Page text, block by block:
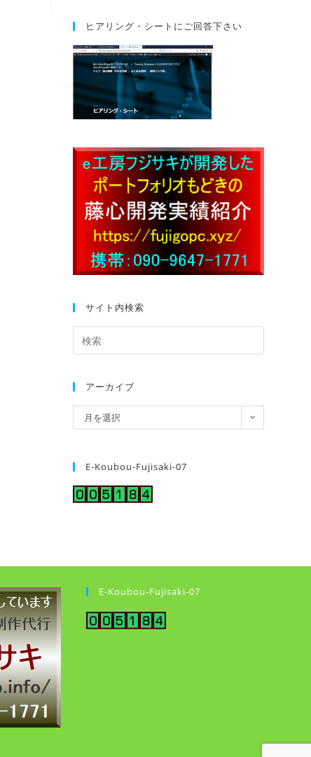
ヒアリング・シートにご回答下さい
サイト内検索
アーカイブ
月を選択
E-Koubou-Fujisaki-07
E-Koubou-Fujisaki-07